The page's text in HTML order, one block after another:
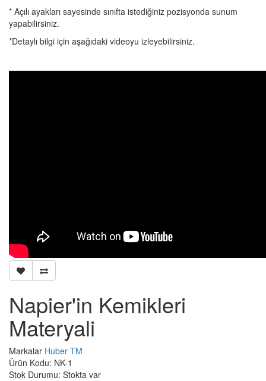
* Açılı ayakları sayesinde sınıfta istediğiniz pozisyonda sunum
yapabilirsiniz.
*Detaylı bilgi için aşağıdaki videoyu izleyebilirsiniz.
Napier'in Kemikleri
Materyali
Markalar Huber TM
Ürün Kodu: NK-1
Stok Durumu: Stokta var